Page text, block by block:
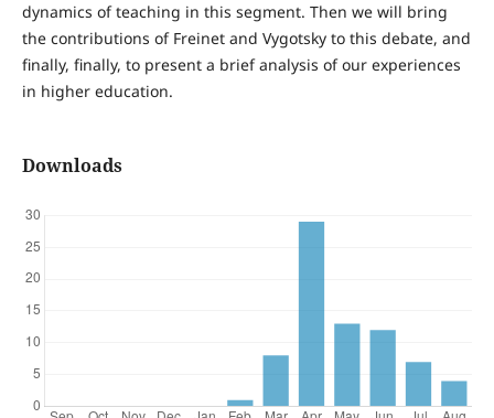
dynamics of teaching in this segment. Then we will bring
the contributions of Freinet and Vygotsky to this debate, and
finally, finally, to present a brief analysis of our experiences
in higher education.
Downloads